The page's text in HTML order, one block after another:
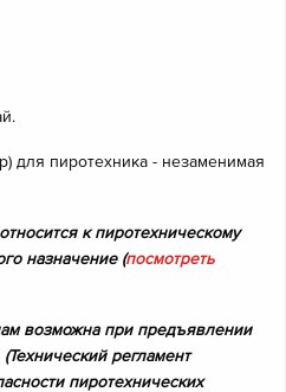
для пиротехника - незаменимая
к пиротехническому
назначение (посмотреть
возможна при предъявлении
(Технический регламент
пиротехнических